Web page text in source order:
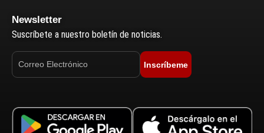
Newsletter
Suscríbete a nuestro boletín de noticias.
Inscríbeme